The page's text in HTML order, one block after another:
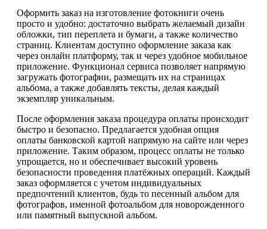
Оформить заказ на изготовление фотокниги очень
просто и удобно: достаточно выбрать желаемый дизайн
обложки, тип переплета и бумаги, а также количество
страниц. Клиентам доступно оформление заказа как
через онлайн платформу, так и через удобное мобильное
приложение. Функционал сервиса позволяет напрямую
загружать фотографии, размещать их на страницах
альбома, а также добавлять тексты, делая каждый
экземпляр уникальным.
После оформления заказа процедура оплаты происходит
быстро и безопасно. Предлагается удобная опция
оплаты банковской картой напрямую на сайте или через
приложение. Таким образом, процесс оплаты не только
упрощается, но и обеспечивает высокий уровень
безопасности проведения платёжных операций. Каждый
заказ оформляется с учетом индивидуальных
предпочтений клиентов, будь то песенный альбом для
фотографов, именной фотоальбом для новорожденного
или памятный выпускной альбом.